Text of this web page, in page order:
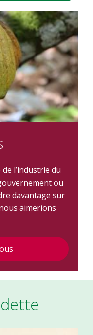
l’industrie du
ou
davantage sur
aimerions